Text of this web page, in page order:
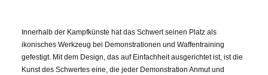
Innerhalb der Kampfkünste hat das Schwert seinen Platz als
ikonisches Werkzeug bei Demonstrationen und Waffentraining
gefestigt. Mit dem Design, das auf Einfachheit ausgerichtet ist, ist die
Kunst des Schwertes eine, die jeder Demonstration Anmut und